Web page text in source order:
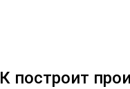
построит